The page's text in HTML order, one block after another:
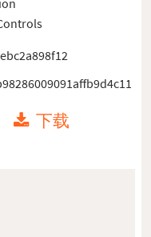
下载